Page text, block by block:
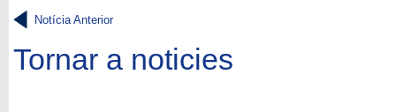
Notícia Anterior
Tornar a noticies